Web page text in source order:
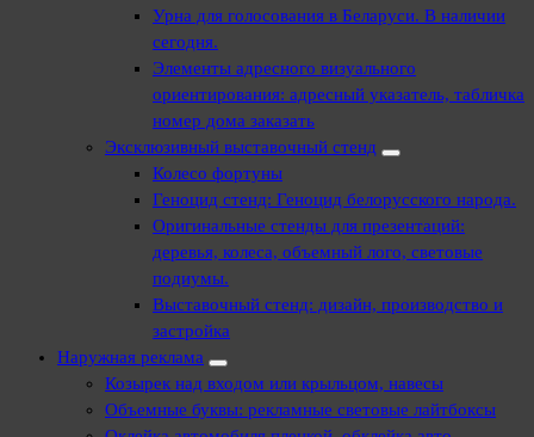
Урна для голосования в Беларуси. В наличии
сегодня.
Элементы адресного визуального
ориентирования: адресный указатель, табличка
номер дома заказать
Эксклюзивный выставочный стенд
Колесо фортуны
Геноцид стенд: Геноцид белорусского народа.
Оригинальные стенды для презентаций:
деревья, колеса, объемный лого, световые
подиумы.
Выставочный стенд: дизайн, производство и
застройка
Наружная реклама
Козырек над входом или крыльцом, навесы
Объемные буквы: рекламные световые лайтбоксы